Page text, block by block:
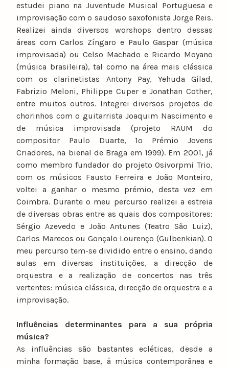
estudei piano na Juventude Musical Portuguesa e
improvisação com o saudoso saxofonista Jorge Reis.
Realizei ainda diversos worshops dentro dessas
áreas com Carlos Zíngaro e Paulo Gaspar (música
improvisada) ou Celso Machado e Ricardo Moyano
(música brasileira), tal como na área mais clássica
com os clarinetistas Antony Pay, Yehuda Gilad,
Fabrizio Meloni, Philippe Cuper e Jonathan Cother,
entre muitos outros. Integrei diversos projetos de
chorinhos com o guitarrista Joaquim Nascimento e
de música improvisada (projeto RAUM do
compositor Paulo Duarte, 1º Prémio Jovens
Criadores, na bienal de Braga em 1999). Em 2001, já
como membro fundador do projeto Osivorpmi Trio,
com os músicos Fausto Ferreira e João Monteiro,
voltei a ganhar o mesmo prémio, desta vez em
Coimbra. Durante o meu percurso realizei a estreia
de diversas obras entre as quais dos compositores:
Sérgio Azevedo e João Antunes (Teatro São Luiz),
Carlos Marecos ou Gonçalo Lourenço (Gulbenkian). O
meu percurso tem-se dividido entre o ensino, dando
aulas em diversas instituições, a direcção de
orquestra e a realização de concertos nas três
vertentes: música clássica, direcção de orquestra e a
improvisação.
Influências determinantes para a sua própria
música?
As influências são bastantes ecléticas, desde a
minha formação base, à música contemporânea e